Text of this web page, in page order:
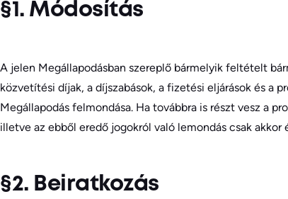
§1. Módosítás
A jelen Megállapodásban szereplő bármelyik feltételt
közvetítési díjak, a díjszabások, a fizetési eljárások és a
Megállapodás felmondása. Ha továbbra is részt vesz a
illetve az ebből eredő jogokról való lemondás csak
§2. Beiratkozás